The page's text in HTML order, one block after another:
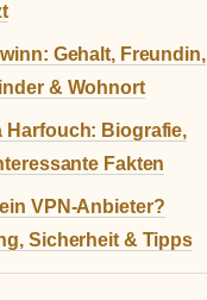
Gehalt, Freundin,
& Wohnort
Harfouch: Biografie,
Fakten
VPN-Anbieter?
Sicherheit & Tipps